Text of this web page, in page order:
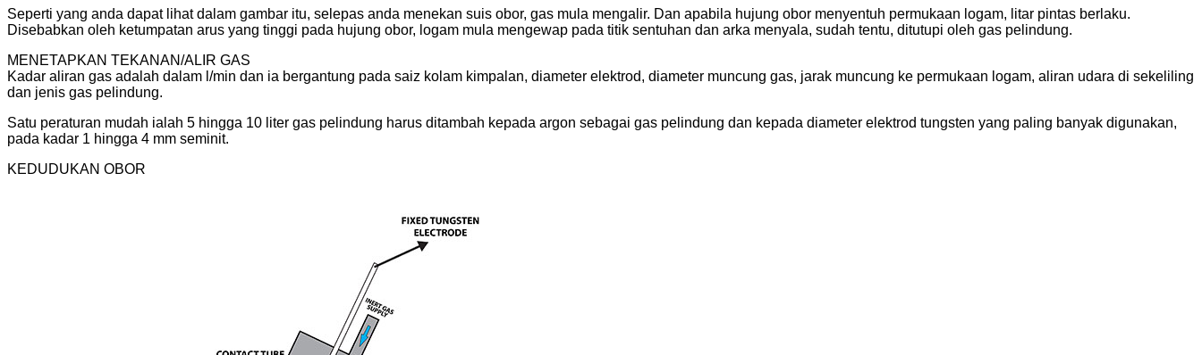
Seperti yang anda dapat lihat dalam gambar itu, selepas anda menekan suis obor, gas mula mengalir. Dan apabila hujung obor menyentuh permukaan logam, litar pintas berlaku.
Disebabkan oleh ketumpatan arus yang tinggi pada hujung obor, logam mula mengewap pada titik sentuhan dan arka menyala, sudah tentu, ditutupi oleh gas pelindung.
MENETAPKAN TEKANAN/ALIR GAS
Kadar aliran gas adalah dalam l/min dan ia bergantung pada saiz kolam kimpalan, diameter elektrod, diameter muncung gas, jarak muncung ke permukaan logam, aliran udara di sekeliling
dan jenis gas pelindung.
Satu peraturan mudah ialah 5 hingga 10 liter gas pelindung harus ditambah kepada argon sebagai gas pelindung dan kepada diameter elektrod tungsten yang paling banyak digunakan,
pada kadar 1 hingga 4 mm seminit.
KEDUDUKAN OBOR